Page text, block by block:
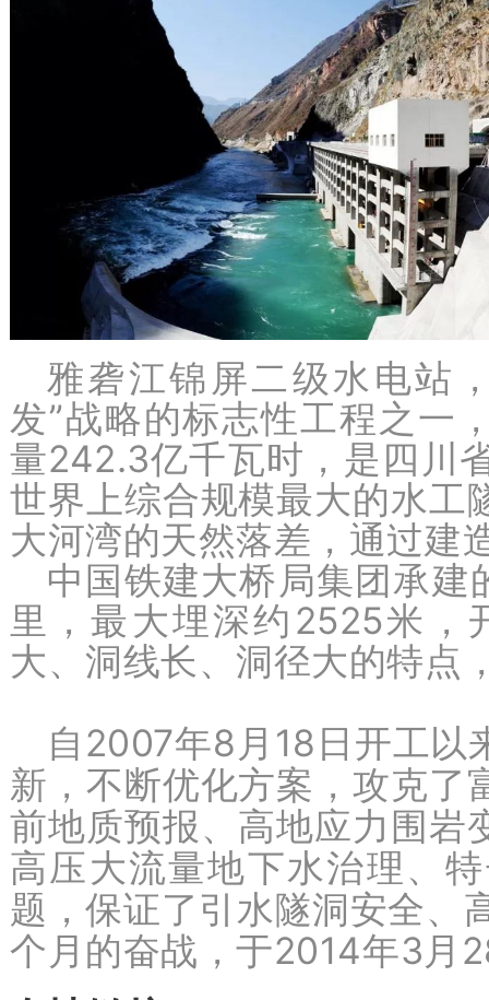
雅砻江锦屏二级水电站
发”战略的标志性工程之一
量242.3亿千瓦时，是四川
世界上综合规模最大的水工
大河湾的天然落差，通过建
中国铁建大桥局集团承
里，最大埋深约2525米，
大、洞线长、洞径大的特点
自2007年8月18日开工以
新，不断优化方案，攻克了
前地质预报、高地应力围岩
高压大流量地下水治理、
题，保证了引水隧洞安全、
个月的奋战，于2014年3月